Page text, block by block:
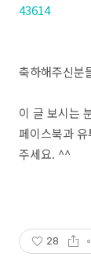
43614
축하해주신분
이 글 보시는
페이스북과
주세요. ^^
28